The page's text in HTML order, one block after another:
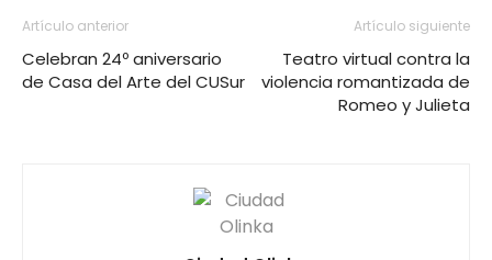
Artículo anterior
Celebran 24º aniversario
de Casa del Arte del CUSur
Artículo siguiente
Teatro virtual contra la
violencia romantizada de
Romeo y Julieta